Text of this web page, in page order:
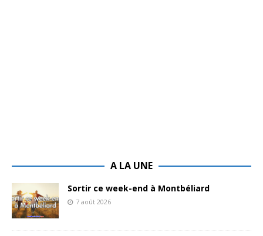
A LA UNE
Sortir ce week-end à Montbéliard
7 août 2026